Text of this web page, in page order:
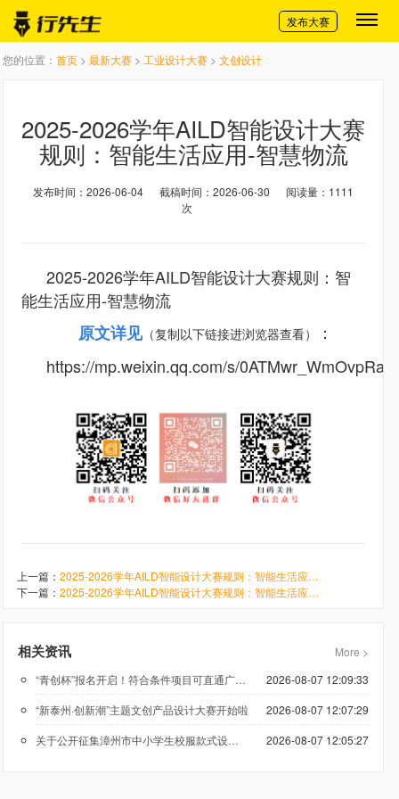
切换导航
发布大赛
您的位置： 首页 > 最新大赛 > 工业设计大赛 > 文创设计
2025-2026学年AILD智能设计大赛
规则：智能生活应用-智慧物流
发布时间：2026-06-04 截稿时间：2026-06-30
阅读量：1111
次
2025-2026学年AILD智能设计大赛规则：智
能生活应用-智慧物流
原文详见 （复制以下链接进浏览器查看） ：
https://mp.weixin.qq.com/s/
上一篇：
2025-2026学年AILD智能设计大赛规则：智能生活应用-智能家居
下一篇：
2025-2026学年AILD智能设计大赛规则：智能生活应用-机械装载
相关资讯
More >
“青创杯”报名开启！符合条件项目可直通广州科技创新创业大赛
2026-08-07 12:09:33
“新泰州·创新潮”主题文创产品设计大赛开始啦
2026-08-07 12:07:29
关于公开征集漳州市中小学生校服款式设计方案的公告
2026-08-07 12:05:27